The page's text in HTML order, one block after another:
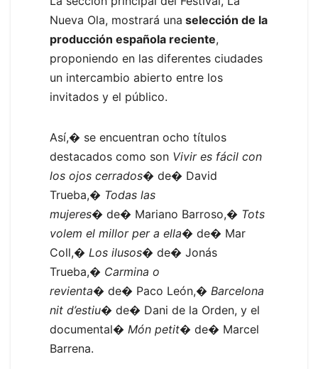
Nueva Ola, mostrará una selección de la
producción española reciente,
proponiendo en las diferentes ciudades
un intercambio abierto entre los
invitados y el público.
Así,� se encuentran ocho títulos
destacados como son Vivir es fácil con
los ojos cerrados� de� David
Trueba,� Todas las
mujeres� de� Mariano Barroso,� Tots
volem el millor per a ella� de� Mar
Coll,� Los ilusos� de� Jonás
Trueba,� Carmina o
revienta� de� Paco León,� Barcelona
nit d’estiu� de� Dani de la Orden, y el
documental� Món petit� de� Marcel
Barrena.